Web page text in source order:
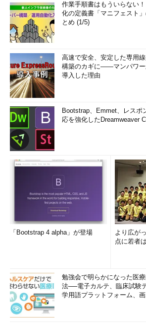
作業手順書はもういらない
化の定義書「マニフェスト
とめ (1/5)
高速で安全、安定した専用
構築のカギに――マンパワー
導入した理由
Bootstrap、Emmet、レスポ
応を強化したDreamweaver
「Bootstrap 4 alpha」が登場
より広が
点に若者
勉強会で明らかになった医
法──電子カルテ、臨床試験
学用語プラットフォーム、